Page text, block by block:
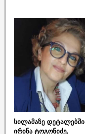
სილამაზე
ირინა ტოგონიძე,